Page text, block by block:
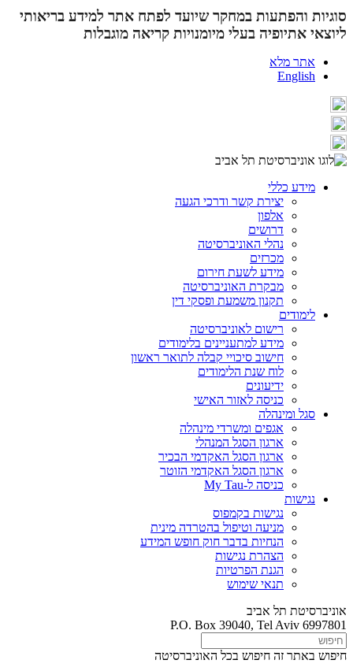
סוגיות והפתעות במחקר שיועד לפתח אתר למידע בריאותי
ליוצאי אתיופיה בעלי מיומנויות קריאה מוגבלות
אתר מלא
English
מידע כללי
יצירת קשר ודרכי הגעה
אלפון
דרושים
נהלי האוניברסיטה
מכרזים
מידע לשעת חירום
מבקרת האוניברסיטה
תקנון משמעת ופסקי דין
לימודים
רישום לאוניברסיטה
מידע למתעניינים בלימודים
חישוב סיכויי קבלה לתואר ראשון
לוח שנת הלימודים
ידיעונים
כניסה לאזור האישי
סגל ומינהלה
אגפים ומשרדי מינהלה
ארגון הסגל המנהלי
ארגון הסגל האקדמי הבכיר
ארגון הסגל האקדמי הזוטר
כניסה ל-My Tau
נגישות
נגישות בקמפוס
מניעה וטיפול בהטרדה מינית
הנחיות בדבר חוק חופש המידע
הצהרת נגישות
הגנת הפרטיות
תנאי שימוש
אוניברסיטת תל אביב
P.O. Box 39040, Tel Aviv 6997801
חיפוש באתר זה חיפוש בכל האוניברסיטה